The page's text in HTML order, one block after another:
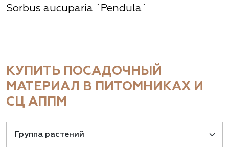
Sorbus aucuparia `Pendula`
КУПИТЬ ПОСАДОЧНЫЙ
МАТЕРИАЛ В ПИТОМНИКАХ И
СЦ АППМ